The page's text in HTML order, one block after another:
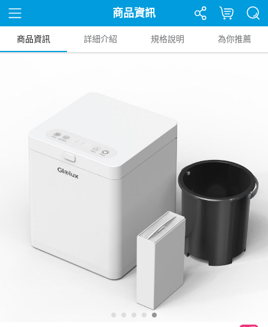
商品資訊
商品資訊 詳細介紹 規格說明 為你推薦